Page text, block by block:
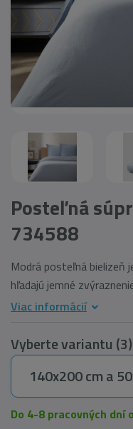
Posteľná
734588
Modrá posteľná bielizeň
hľadajú jemné
Viac informácií
Vyberte variantu
140x200 cm a
Do 4-8 pracovných dní